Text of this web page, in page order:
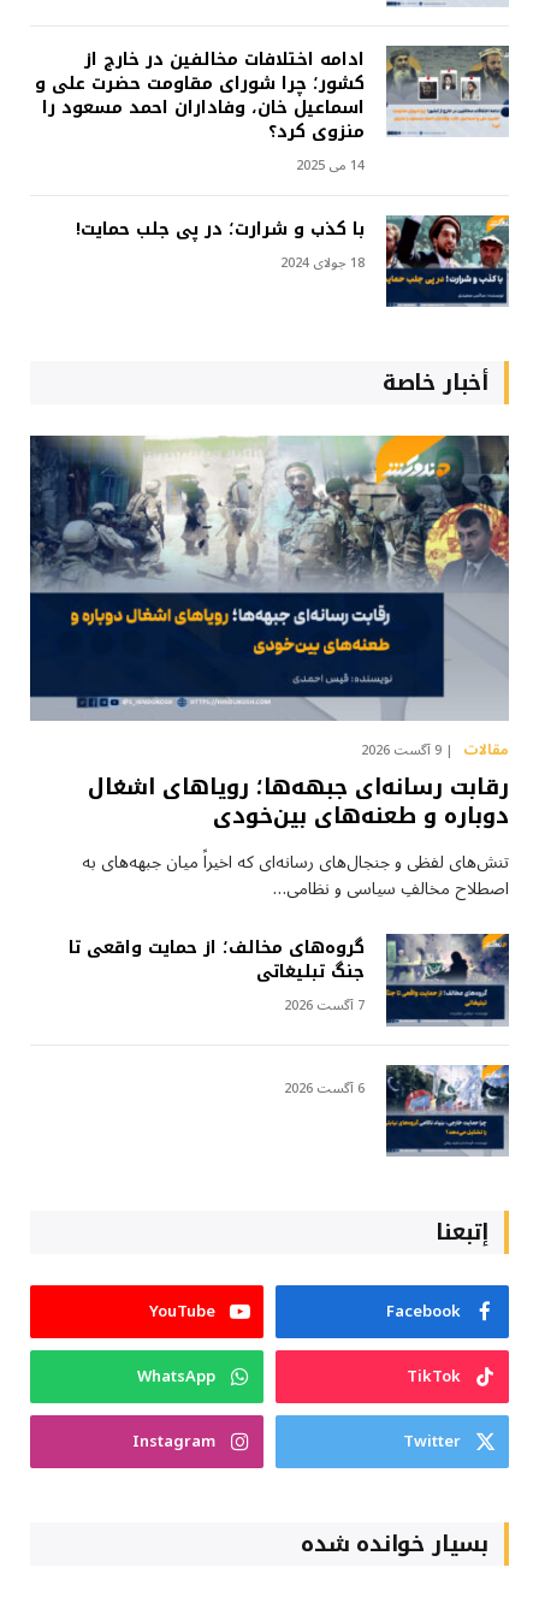
ادامه اختلافات مخالفین در خارج از
کشور؛ چرا شورای مقاومت حضرت علی و
اسماعیل خان، وفاداران احمد مسعود را
منزوی کرد؟
14 می 2025
با کذب و شرارت؛ در پی جلب حمایت!
18 جولای 2024
أخبار خاصة
مقالات 9 آگست 2026
رقابت رسانه‌ای جبهه‌ها؛ رویاهای اشغال
دوباره و طعنه‌های بین‌خودی
تنش‌های لفظی و جنجال‌های رسانه‌ای که اخیراً میان جبهه‌های به
اصطلاح مخالفِ سیاسی و نظامی…
گروه‌های مخالف؛ از حمایت واقعی تا
جنگ تبلیغاتی
7 آگست 2026
6 آگست 2026
إتبعنا
Facebook
YouTube
TikTok
WhatsApp
Twitter
Instagram
بسیار خوانده شده